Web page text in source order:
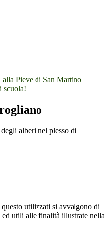
alla Pieve di San Martino
scuola!
alberi nel plesso di
utilizzati si avvalgono di
ed utili alle finalità illustrate nella